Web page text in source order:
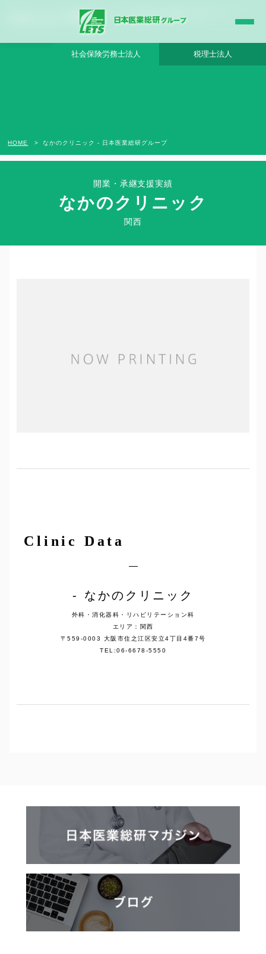
なかのクリニック - 日本医業総研グループ |日本医業総研｜医院開業・承継・クリニッ
ク経営支援・医療モール開発
社会保険労務士法人 税理士法人
開業・承継支援実績
なかのクリニック
関西
HOME なかのクリニック - 日本医業総研グループ
Clinic Success Case
Clinic Data
なかのクリニック
外科・消化器科・リハビリテーション科
エリア：関西
〒559-0003 大阪市住之江区安立4丁目4番7号
TEL:06-6678-5550